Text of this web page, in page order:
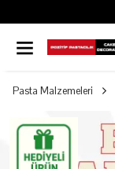
Pasta Malzemeleri